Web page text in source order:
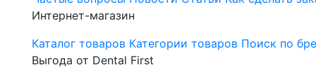
Интернет-магазин
Каталог товаров Категории товаров Поиск по
Выгода от Dental First